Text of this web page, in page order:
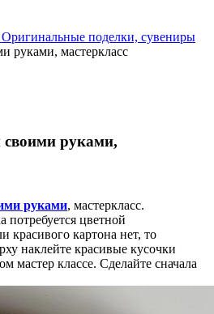
Оригинальные поделки, сувениры
руками, мастеркласс
своими руками,
руками, мастеркласс.
потребуется цветной
красивого картона нет, то
наклейте красивые кусочки
мастер классе. Сделайте сначала